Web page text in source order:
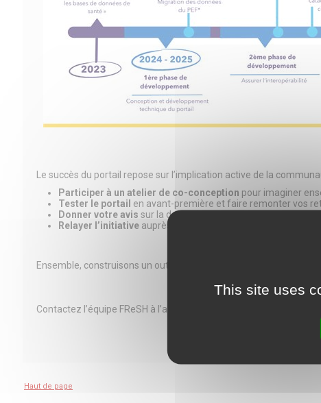
Le succès du portail repose sur l’implication active de la
Participer à un atelier de co-conception pour imaginer
Tester le portail en avant-première et faire remonter vos
Donner votre avis sur la description d’études dans votre
Relayer l’initiative auprès de vos instituts, laboratoires,
Ensemble, construisons un outil au service de la recherche en
Contactez l’équipe FReSH à l’adresse suivante :
Haut de page
This site uses